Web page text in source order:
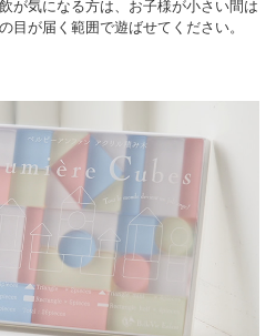
が気になる方は、お子様が小さい間は
目が届く範囲で遊ばせてください。